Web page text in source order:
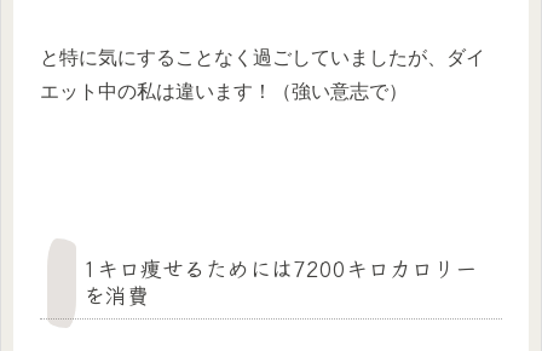
と特に気にすることなく過ごしていましたが、ダイ
エット中の私は違います！（強い意志で）
1キロ痩せるためには7200キロカロリー
を消費